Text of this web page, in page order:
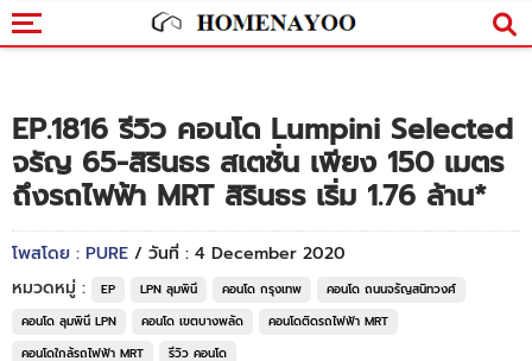
EP.1816 รีวิว คอนโด Lumpini Selected
จรัญ 65-สิรินธร สเตชั่น เพียง 150 เมตร
ถึงรถไฟฟ้า MRT สิรินธร เริ่ม 1.76 ล้าน*
โพสโดย : PURE / วันที่ : 4 December 2020
หมวดหมู่ :
EP LPN ลุมพินี คอนโด กรุงเทพ
คอนโด ถนนจรัญสนิทวงศ์
คอนโด ลุมพินี LPN
คอนโด เขตบางพลัด
คอนโดติดรถไฟฟ้า MRT
คอนโดใกล้รถไฟฟ้า MRT
รีวิว คอนโด